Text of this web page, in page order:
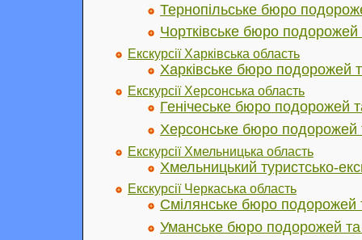
Тернопільське бюро
Чортківське бюро подорожей
Екскурсії Харківська область
Харківське бюро подорожей
Екскурсії Херсонська область
Генічеське бюро подорожей
Херсонське бюро подорожей
Екскурсії Хмельницька область
Хмельницький туристсько-
Екскурсії Черкаська область
Смілянське бюро подорожей
Уманське бюро подорожей та